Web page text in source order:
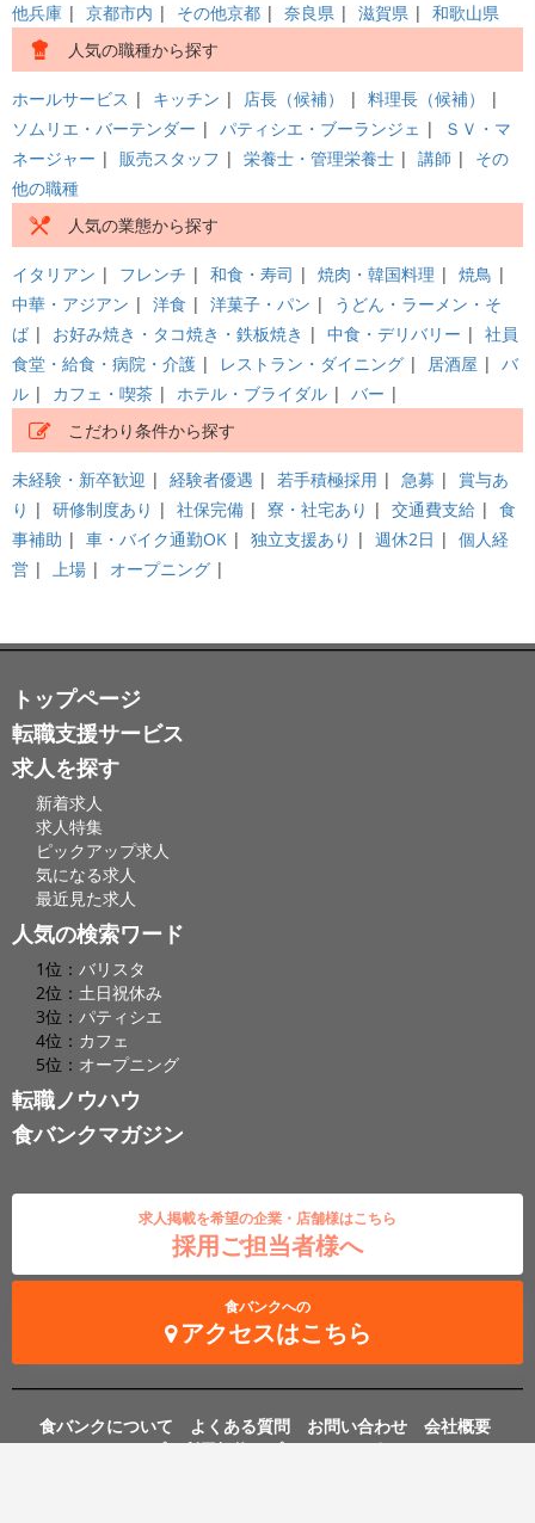
他兵庫 | 京都市内 | その他京都 | 奈良県 | 滋賀県 | 和歌山県
人気の職種から探す
ホールサービス | キッチン | 店長（候補） | 料理長（候補）
|
ソムリエ・バーテンダー | パティシエ・ブーランジェ |
ＳＶ・マ
ネージャー | 販売スタッフ | 栄養士・管理栄養士 | 講師 | その
他の職種
人気の業態から探す
イタリアン | フレンチ | 和食・寿司 | 焼肉・韓国料理 | 焼鳥 |
中華・アジアン | 洋食 | 洋菓子・パン |
うどん・ラーメン・そ
ば | お好み焼き・タコ焼き・鉄板焼き | 中食・デリバリー | 社員
食堂・給食・病院・介護 | レストラン・ダイニング | 居酒屋 | バ
ル | カフェ・喫茶 | ホテル・ブライダル | バー |
こだわり条件から探す
未経験・新卒歓迎 | 経験者優遇 | 若手積極採用 | 急募 | 賞与あ
り | 研修制度あり | 社保完備 | 寮・社宅あり | 交通費支給 | 食
事補助 | 車・バイク通勤OK | 独立支援あり | 週休2日 | 個人経
営 | 上場 | オープニング |
トップページ
転職支援サービス
求人を探す
新着求人
求人特集
ピックアップ求人
気になる求人
最近見た求人
人気の検索ワード
1位： バリスタ
2位： 土日祝休み
3位： パティシエ
4位： カフェ
5位： オープニング
転職ノウハウ
食バンクマガジン
求人掲載を希望の企業・店舗様はこちら
採用ご担当者様へ
食バンクへの
アクセスはこちら
食バンクについて よくある質問 お問い合わせ
会社概要
アクセスマップ
利用規約 プライバシーポリシー RSS